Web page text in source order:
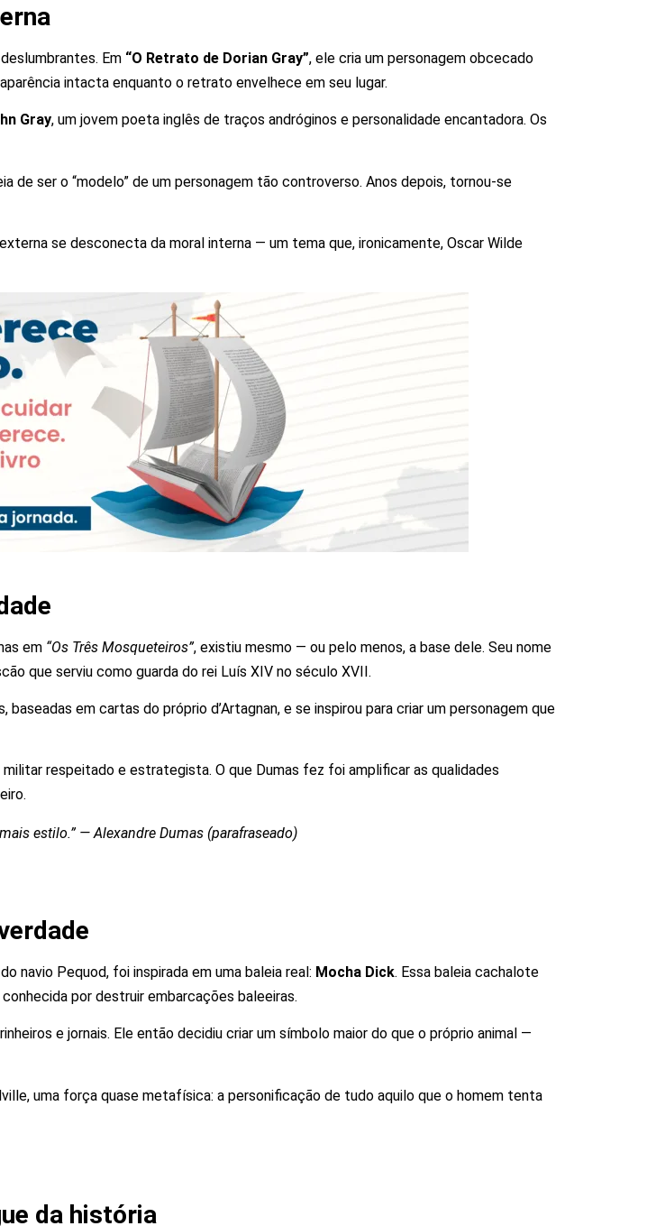
Em “O Retrato de Dorian Gray”, ele cria um personagem obcecado
intacta enquanto o retrato envelhece em seu lugar.
Gray, um jovem poeta inglês de traços andróginos e personalidade encantadora. Os
de ser o “modelo” de um personagem tão controverso. Anos depois, tornou-se
se desconecta da moral interna — um tema que, ironicamente, Oscar Wilde
em “Os Três Mosqueteiros”, existiu mesmo — ou pelo menos, a base dele. Seu nome
que serviu como guarda do rei Luís XIV no século XVII.
em cartas do próprio d’Artagnan, e se inspirou para criar um personagem que
militar respeitado e estrategista. O que Dumas fez foi amplificar as qualidades
estilo.” — Alexandre Dumas (parafraseado)
navio Pequod, foi inspirada em uma baleia real: Mocha Dick. Essa baleia cachalote
por destruir embarcações baleeiras.
e jornais. Ele então decidiu criar um símbolo maior do que o próprio animal —
uma força quase metafísica: a personificação de tudo aquilo que o homem tenta
da história